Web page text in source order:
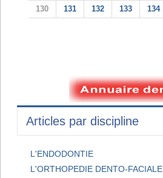
130 131 132 133 134
Articles par discipline
L'ENDODONTIE
L'ORTHOPEDIE DENTO-FACIALE